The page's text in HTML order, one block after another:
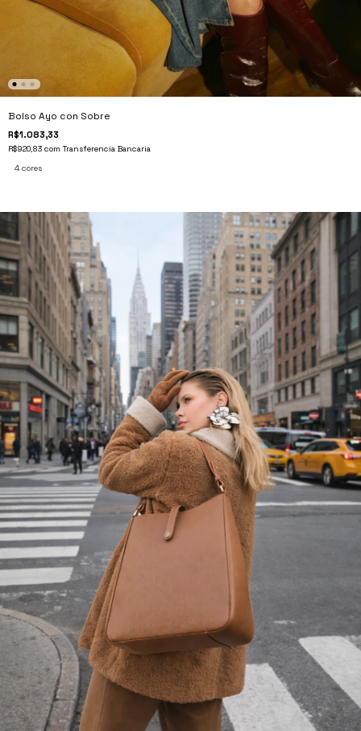
Bolso Ayo con Sobre
R$1.083,33
R$920,83 com Transferencia Bancaria
4 cores